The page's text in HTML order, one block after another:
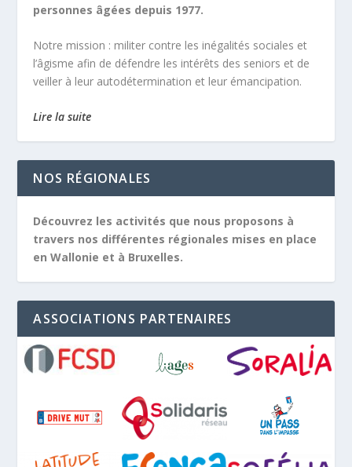
personnes âgées depuis 1977.
Notre mission : militer contre les inégalités sociales et
l’âgisme afin de défendre les intérêts des seniors et de
veiller à leur autodétermination et leur émancipation.
Lire la suite
NOS RÉGIONALES
Découvrez les activités que nous proposons à
travers nos différentes régionales mises en place
en Wallonie et à Bruxelles.
ASSOCIATIONS PARTENAIRES